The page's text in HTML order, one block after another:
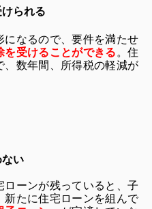
られる
なるので、要件を満たせ
を受けることができる。住
数年間、所得税の軽減が
い
ローンが残っていると、子
たに住宅ローンを組んで